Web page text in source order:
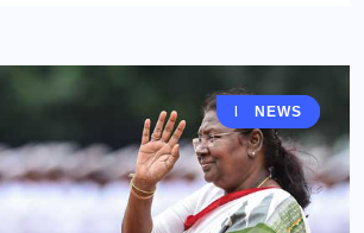
KERALA
NEWS